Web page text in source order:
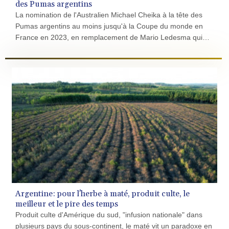
GYD 241.504196
HKD 9.039024
HNL 30.940078
HTG 150.927975
ILS 3.472762
IMP 0.856369
INR 109.715086
IQD 1512.239361
IRR
1584113.947438
ISK 142.468329
JEP 0.856369
JMD 182.981857
JOD 0.816908
JPY 182.455111
KES 149.049537
KGS 100.760472
Rugby: Michael Cheika officiellement nommé à la tête
des Pumas argentins
avait démissionné, a été officialisée vendredi par la
Fédération (UAR) lors d'une conférence de presse.